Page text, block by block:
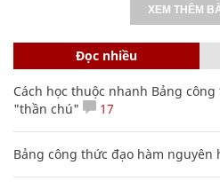
XEM THÊM
Đọc nhiều
Cách học thuộc nhanh Bảng
"thần chú"
17
Bảng công thức đạo hàm nguyên